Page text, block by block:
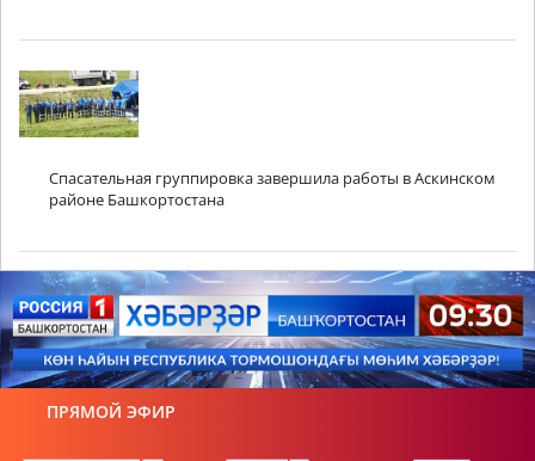
Спасательная группировка завершила работы в Аскинском
районе Башкортостана
ПРЯМОЙ ЭФИР